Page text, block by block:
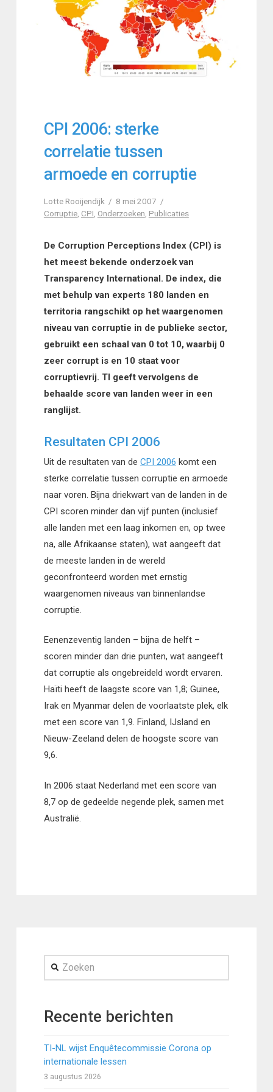
CPI 2006: sterke
correlatie tussen
armoede en corruptie
Lotte Rooijendijk
8 mei 2007
Corruptie, CPI Onderzoeken Publicaties
De Corruption Perceptions Index (CPI) is
het meest bekende onderzoek van
Transparency International. De index, die
met behulp van experts 180 landen en
territoria rangschikt op het waargenomen
niveau van corruptie in de publieke sector,
gebruikt een schaal van 0 tot 10, waarbij 0
zeer corrupt is en 10 staat voor
corruptievrij. TI geeft vervolgens de
behaalde score van landen weer in een
ranglijst.
Resultaten CPI 2006
Uit de resultaten van de CPI 2006 komt een
sterke correlatie tussen corruptie en armoede
naar voren. Bijna driekwart van de landen in de
CPI scoren minder dan vijf punten (inclusief
alle landen met een laag inkomen en, op twee
na, alle Afrikaanse staten), wat aangeeft dat
de meeste landen in de wereld
geconfronteerd worden met ernstig
waargenomen niveaus van binnenlandse
corruptie.
Eenenzeventig landen – bijna de helft –
scoren minder dan drie punten, wat aangeeft
dat corruptie als ongebreideld wordt ervaren.
Haïti heeft de laagste score van 1,8; Guinee,
Irak en Myanmar delen de voorlaatste plek, elk
met een score van 1,9. Finland, IJsland en
Nieuw-Zeeland delen de hoogste score van
9,6.
In 2006 staat Nederland met een score van
8,7 op de gedeelde negende plek, samen met
Australië.
Zoeken
Recente berichten
TI-NL wijst Enquêtecommissie Corona op
internationale lessen
3 augustus 2026